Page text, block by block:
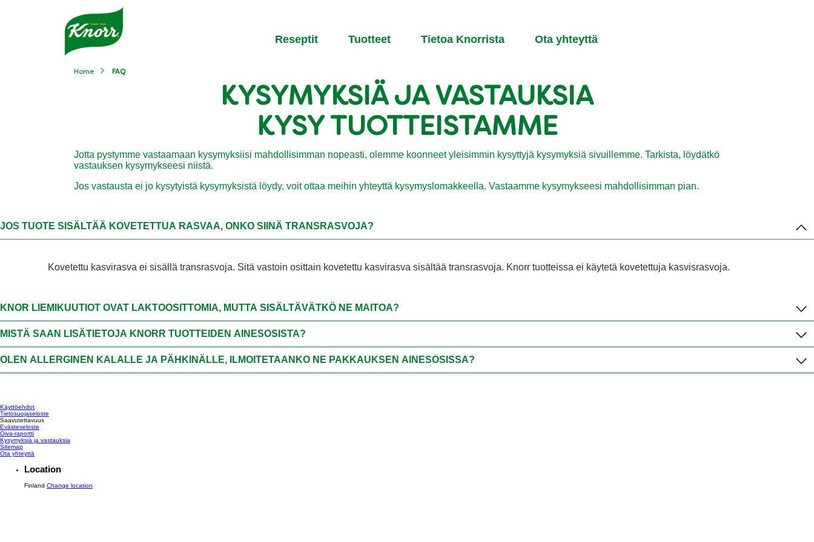
Reseptit Tuotteet Tietoa Knorrista​ Ota yhteyttä
Home FAQ
KYSYMYKSIÄ JA VASTAUKSIA
KYSY TUOTTEISTAMME
Jotta pystymme vastaamaan kysymyksiisi mahdollisimman nopeasti, olemme koonneet yleisimmin kysyttyjä kysymyksiä sivuillemme. Tarkista, löydätkö
vastauksen kysymykseesi niistä.
Jos vastausta ei jo kysytyistä kysymyksistä löydy, voit ottaa meihin yhteyttä kysymyslomakkeella. Vastaamme kysymykseesi mahdollisimman pian.
JOS TUOTE SISÄLTÄÄ KOVETETTUA RASVAA, ONKO SIINÄ TRANSRASVOJA?
Kovetettu kasvirasva ei sisällä transrasvoja. Sitä vastoin osittain kovetettu kasvirasva sisältää transrasvoja. Knorr tuotteissa ei käytetä kovetettuja kasvisrasvoja.
KNOR LIEMIKUUTIOT OVAT LAKTOOSITTOMIA, MUTTA SISÄLTÄVÄTKÖ NE MAITOA?
MISTÄ SAAN LISÄTIETOJA KNORR TUOTTEIDEN AINESOSISTA?
OLEN ALLERGINEN KALALLE JA PÄHKINÄLLE, ILMOITETAANKO NE PAKKAUKSEN AINESOSISSA?
Käyttöehdot
Tietosuojaseloste
Saavutettavuus
Evästeseloste
Oiva-raportti
Kysymyksiä ja vastauksia
Sitemap
Ota yhteyttä
Location
Finland Change location